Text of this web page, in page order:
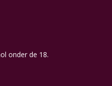
onder de 18.